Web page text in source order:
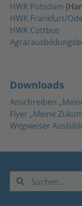
HWK Potsdam
HWK Frankfurt/
HWK Cottbus
Downloads
Anschreiben
Flyer „Meine
Wegweiser